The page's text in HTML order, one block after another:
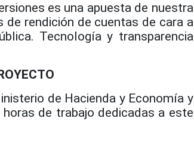
es una apuesta de nuestra
rendición de cuentas de cara a
Tecnología y transparencia
de Hacienda y Economía y
de trabajo dedicadas a este